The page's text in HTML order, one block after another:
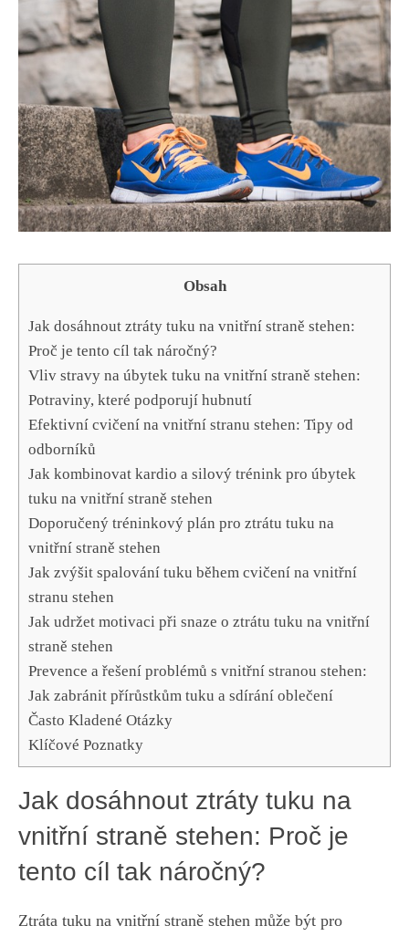
Obsah
Jak dosáhnout ztráty tuku na vnitřní straně ​stehen:
Proč je tento ​cíl tak náročný?
Vliv stravy na úbytek ⁢tuku ⁢na vnitřní straně⁣ stehen:
⁤Potraviny, které ⁤podporují hubnutí
Efektivní ​cvičení na vnitřní stranu stehen: Tipy od
odborníků
Jak kombinovat⁢ kardio a silový trénink pro úbytek
tuku ‍na vnitřní straně stehen
Doporučený⁣ tréninkový plán ⁣pro ztrátu tuku na⁣
vnitřní straně stehen
Jak zvýšit spalování tuku během ‍cvičení na⁤ vnitřní
⁤stranu stehen
Jak udržet motivaci při snaze ⁢o ztrátu tuku na‌ vnitřní⁣
straně stehen
Prevence‍ a‌ řešení problémů s⁢ vnitřní stranou stehen:
Jak ‌zabránit přírůstkům tuku a sdírání oblečení
Často Kladené⁣ Otázky
Klíčové Poznatky
Jak dosáhnout ztráty tuku na
vnitřní straně ​stehen: Proč je
tento ​cíl tak náročný?
Ztráta ⁤tuku na vnitřní straně⁣ stehen může být pro